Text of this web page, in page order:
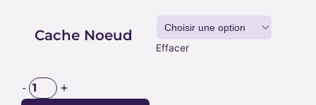
Cache Noeud
Effacer
- +